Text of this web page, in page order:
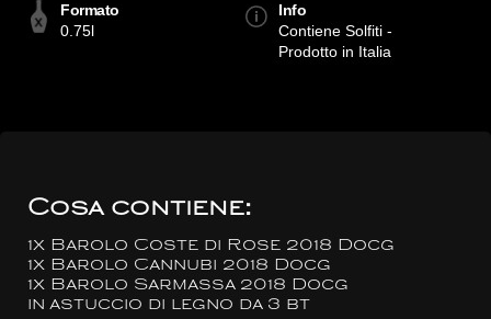
Formato
0.75l
Info
Contiene Solfiti -
Prodotto in Italia
Cosa contiene:
1x Barolo Coste di Rose 2018 Docg
1x Barolo Cannubi 2018 Docg
1x Barolo Sarmassa 2018 Docg
in astuccio di legno da 3 bt